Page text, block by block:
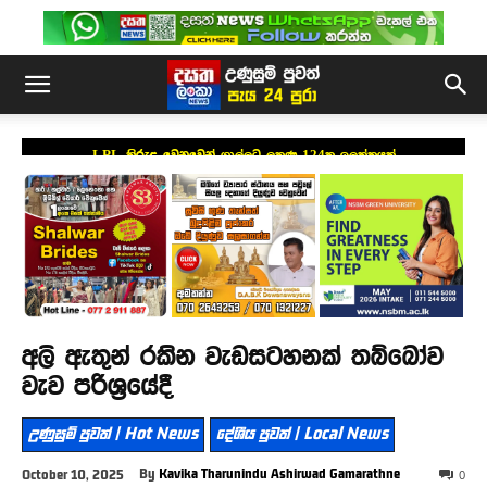
LPL කිරුළ වෙනුවෙන් ගාල්ලට ලකුණු 124ක ඉලක්කයක්
අලි ඇතුන් රකින වැඩසටහනක් තබ්බෝව
වැව පරිශ්‍රයේදී
උණුසුම් පුවත් | Hot News දේශීය පුවත් | Local News
October 10, 2025 By Kavika Tharunindu Ashirwad Gamarathne 0